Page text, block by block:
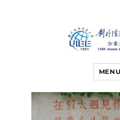
对外
大学
MENU